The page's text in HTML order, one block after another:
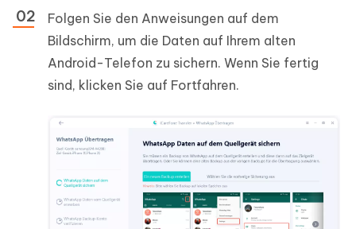
Folgen Sie den Anweisungen auf dem
Bildschirm, um die Daten auf Ihrem alten
Android-Telefon zu sichern. Wenn Sie fertig
sind, klicken Sie auf Fortfahren.